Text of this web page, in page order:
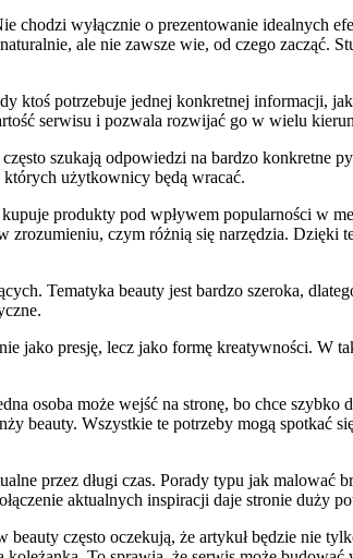
chodzi wyłącznie o prezentowanie idealnych
ale nie zawsze wie, od czego zacząć.
ktoś potrzebuje jednej konkretnej informacji,
serwisu i pozwala rozwijać go w wielu
szukają odpowiedzi na bardzo konkretne
których użytkownicy będą wracać.
produkty pod wpływem popularności w
zrozumieniu, czym różnią się narzędzia. Dzięki
Tematyka beauty jest bardzo szeroka,
jako presję, lecz jako formę kreatywności. W
osoba może wejść na stronę, bo chce szybko
beauty. Wszystkie te potrzeby mogą spotkać
przez długi czas. Porady typu jak malować
aktualnych inspiracji daje stronie duży
często oczekują, że artykuł będzie nie